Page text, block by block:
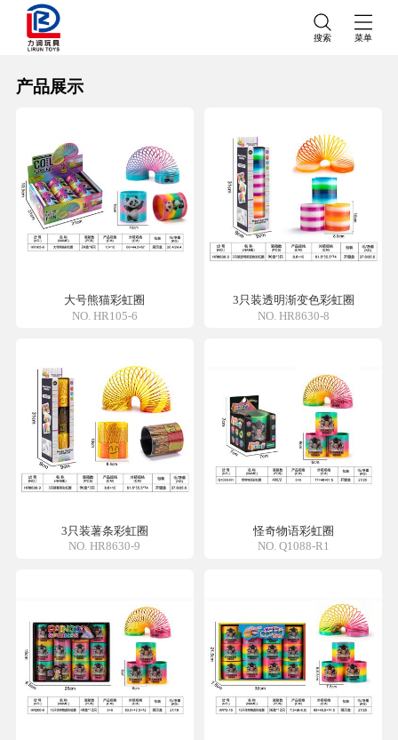
搜索 菜单
产品展示
大号熊猫彩虹圈
NO. HR105-6
3只装透明渐变色彩虹圈
NO. HR8630-8
3只装薯条彩虹圈
NO. HR8630-9
怪奇物语彩虹圈
NO. Q1088-R1